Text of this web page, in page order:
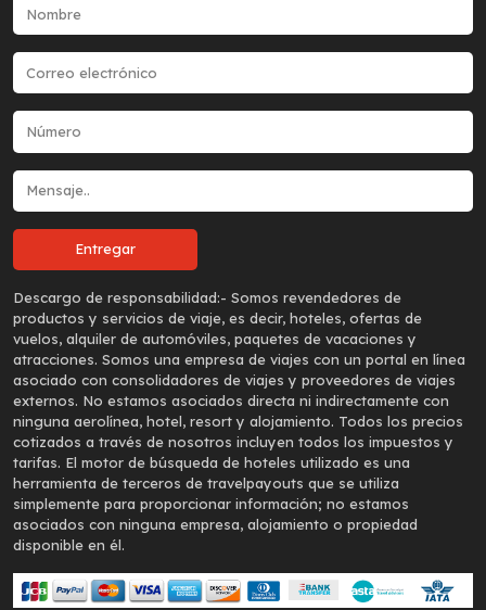
Descargo de responsabilidad:- Somos revendedores de
productos y servicios de viaje, es decir, hoteles, ofertas de
vuelos, alquiler de automóviles, paquetes de vacaciones y
atracciones. Somos una empresa de viajes con un portal en línea
asociado con consolidadores de viajes y proveedores de viajes
externos. No estamos asociados directa ni indirectamente con
ninguna aerolínea, hotel, resort y alojamiento. Todos los precios
cotizados a través de nosotros incluyen todos los impuestos y
tarifas. El motor de búsqueda de hoteles utilizado es una
herramienta de terceros de travelpayouts que se utiliza
simplemente para proporcionar información; no estamos
asociados con ninguna empresa, alojamiento o propiedad
disponible en él.